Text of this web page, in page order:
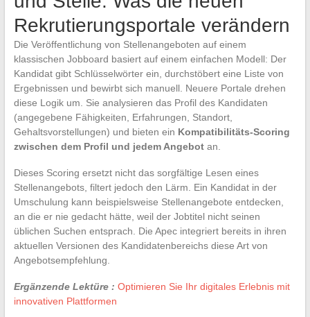
Rekrutierungsportale verändern
Die Veröffentlichung von Stellenangeboten auf einem
klassischen Jobboard basiert auf einem einfachen Modell: Der
Kandidat gibt Schlüsselwörter ein, durchstöbert eine Liste von
Ergebnissen und bewirbt sich manuell. Neuere Portale drehen
diese Logik um. Sie analysieren das Profil des Kandidaten
(angegebene Fähigkeiten, Erfahrungen, Standort,
Gehaltsvorstellungen) und bieten ein Kompatibilitäts-Scoring
zwischen dem Profil und jedem Angebotan.
Dieses Scoring ersetzt nicht das sorgfältige Lesen eines
Stellenangebots, filtert jedoch den Lärm. Ein Kandidat in der
Umschulung kann beispielsweise Stellenangebote entdecken,
an die er nie gedacht hätte, weil der Jobtitel nicht seinen
üblichen Suchen entsprach. Die Apec integriert bereits in ihren
aktuellen Versionen des Kandidatenbereichs diese Art von
Angebotsempfehlung.
Ergänzende Lektüre : Optimieren Sie Ihr digitales Erlebnis mit
innovativen Plattformen